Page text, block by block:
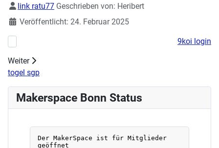
Details
link ratu77 Geschrieben von: Heribert
Veröffentlicht: 24. Februar 2025
Nächster Beitrag: Makerspace beim DIGITAL@School Campus
9koi login
Weiter
togel sgp
Makerspace Bonn Status